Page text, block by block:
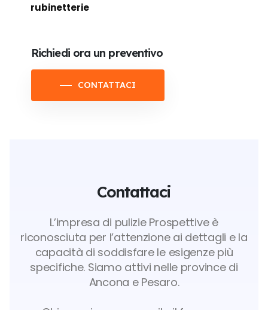
rubinetterie
Richiedi ora un preventivo
CONTATTACI
Contattaci
L’impresa di pulizie Prospettive è
riconosciuta per l’attenzione ai dettagli e la
capacità di soddisfare le esigenze più
specifiche. Siamo attivi nelle province di
Ancona e Pesaro.